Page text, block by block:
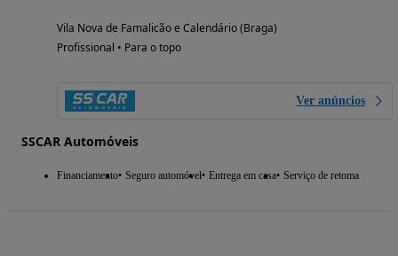
Vila Nova de Famalicão e Calendário (Braga)
Profissional • Para o topo
Ver anúncios
SSCAR Automóveis
Financiamento Seguro automóvel Entrega em casa Serviço de retoma